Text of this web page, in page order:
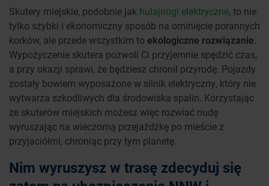
Skutery miejskie, podobnie jak hulajnogi elektryczne, to nie
tylko szybki i ekonomiczny sposób na ominięcie porannych
korków, ale przede wszystkim to ekologiczne rozwiązanie.
Wypożyczenie skutera pozwoli Ci przyjemnie spędzić czas,
a przy okazji sprawi, że będziesz chronił przyrodę. Pojazdy
zostały bowiem wyposażone w silnik elektryczny, który nie
wytwarza szkodliwych dla środowiska spalin. Korzystając
ze skuterów miejskich możesz więc rozwiać nudę
wyruszając na wieczorną przejażdżkę po mieście z
przyjaciółmi, chroniąc przy tym planetę.
Nim wyruszysz w trasę zdecyduj się